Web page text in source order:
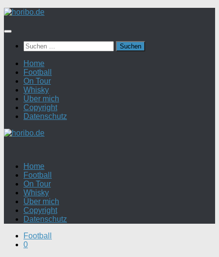
Zum
springen
Suchen
nach:
Home
Football
On Tour
Whisky
Über mich
Copyright
Datenschutz
Home
Football
On Tour
Whisky
Über mich
Copyright
Datenschutz
Football
0